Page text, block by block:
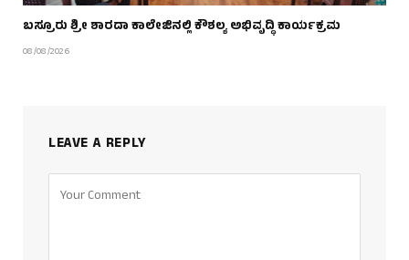
ಬಸ್ರೂರು ಶ್ರೀ ಶಾರದಾ ಕಾಲೇಜಿನಲ್ಲಿ ಕೌಶಲ್ಯ ಅಭಿವೃದ್ಧಿ ಕಾರ್ಯಕ್ರಮ
08/08/2026
LEAVE A REPLY